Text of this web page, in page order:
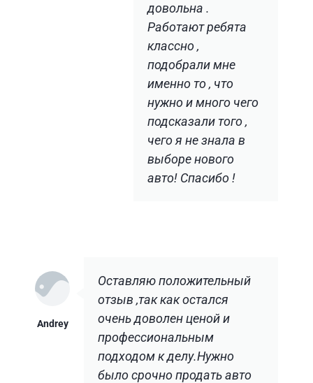
довольна .
Работают ребята
классно ,
подобрали мне
именно то , что
нужно и много чего
подсказали того ,
чего я не знала в
выборе нового
авто! Спасибо !
Оставляю положительный
отзыв ,так как остался
очень доволен ценой и
профессиональным
подходом к делу.Нужно
было срочно продать авто
Andrey